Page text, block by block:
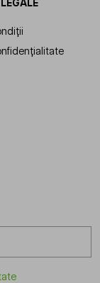
LEGALE